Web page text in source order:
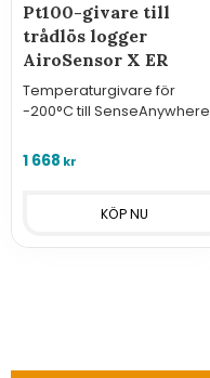
Pt100-givare till
trådlös logger
AiroSensor X ER
Temperaturgivare för
-200°C till SenseAnywhere
AiroSensor ER X.
1 668 kr